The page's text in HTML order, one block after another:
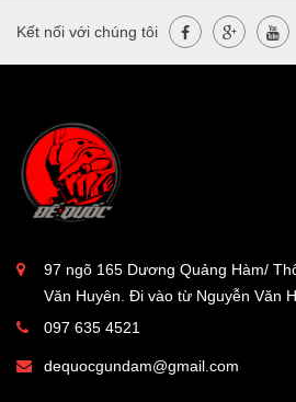
Kết nối với chúng tôi
97 ngõ 165 Dương Quảng Hàm/
Văn Huyên. Đi vào từ Nguyễn Văn
097 635 4521
dequocgundam@gmail.com